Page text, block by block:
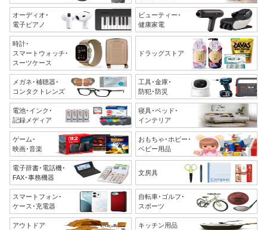
オーディオ･
電子ピアノ
ビューティー･
健康家電
時計･
スマートウォッチ･
スーツケース
ドラッグストア
メガネ･補聴器･
コンタクトレンズ
工具･金庫･
防犯･防災
電池･インク･
記録メディア
寝具･ベッド･
インテリア
ゲーム･
映画･音楽
おもちゃ･ホビー･
ベビー用品
電子辞書･電話機･
FAX･事務機器
文房具
スマートフォン･
ケース･充電器
自転車･ゴルフ･
スポーツ
アウトドア キッチン用品